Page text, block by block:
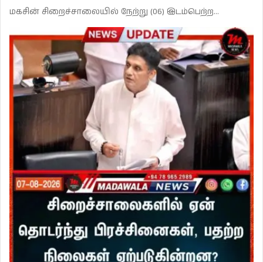
மகசின் சிறைச்சாலையில் நேற்று (06) இடம்பெற்ற…